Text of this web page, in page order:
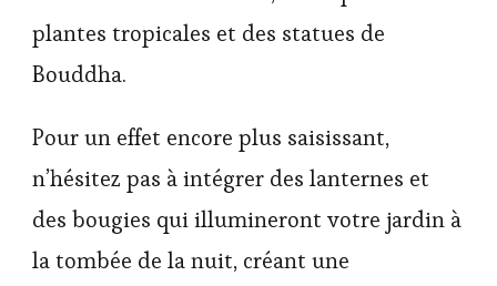
plantes tropicales et des statues de
Bouddha.
Pour un effet encore plus saisissant,
n’hésitez pas à intégrer des lanternes et
des bougies qui illumineront votre jardin à
la tombée de la nuit, créant une